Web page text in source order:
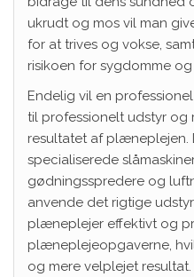
ukrudt og mos vil man
for at trives og vokse,
risikoen for sygdomme og
Endelig vil en
til professionelt udstyr og
resultatet af
specialiserede
gødningsspredere og
anvende det rigtige
plæneplejer effektivt og
plæneplejeopgaverne,
og mere velplejet resultat.